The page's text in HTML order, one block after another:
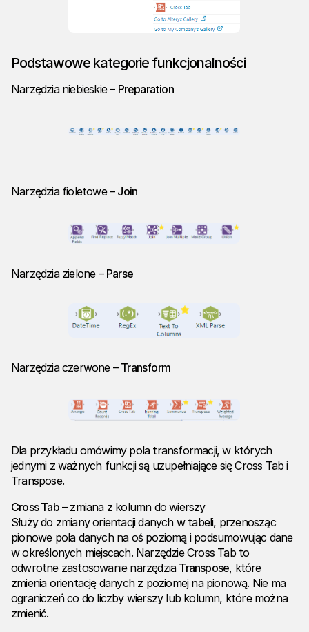
Podstawowe kategorie funkcjonalności
Narzędzia niebieskie – Preparation
Narzędzia fioletowe – Join
Narzędzia zielone – Parse
Narzędzia czerwone – Transform
Dla przykładu omówimy pola transformacji, w których
jednymi z ważnych funkcji są uzupełniające się Cross Tab i
Transpose.
Cross Tab– zmiana z kolumn do wierszy
Służy do zmiany orientacji danych w tabeli, przenosząc
pionowe pola danych na oś poziomą i podsumowując dane
w określonych miejscach. Narzędzie Cross Tab to
odwrotne zastosowanie narzędzia Transpose, które
zmienia orientację danych z poziomej na pionową. Nie ma
ograniczeń co do liczby wierszy lub kolumn, które można
zmienić.